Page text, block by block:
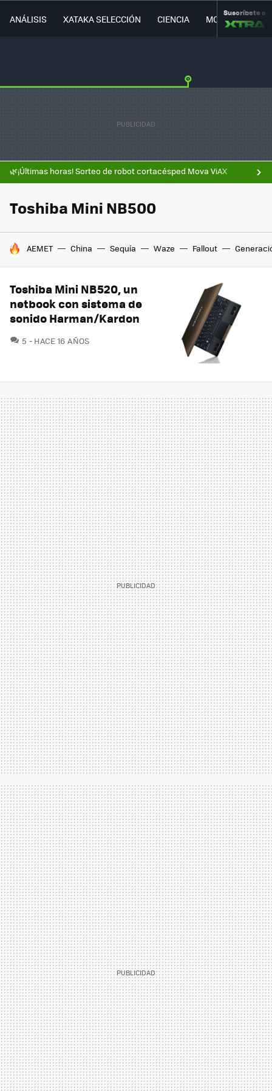
ANÁLISIS XATAKA SELECCIÓN CIENCIA MOVILIDAD
Suscríbete a
🌿¡Últimas horas! Sorteo de robot cortacésped Mova ViAX
Toshiba Mini NB500
HOY SE HABLA DE
AEMET China Sequía Waze Fallout
Toshiba Mini NB520, un
netbook con sistema de
sonido Harman/Kardon
5 COMENTARIOS
HACE 16 AÑOS